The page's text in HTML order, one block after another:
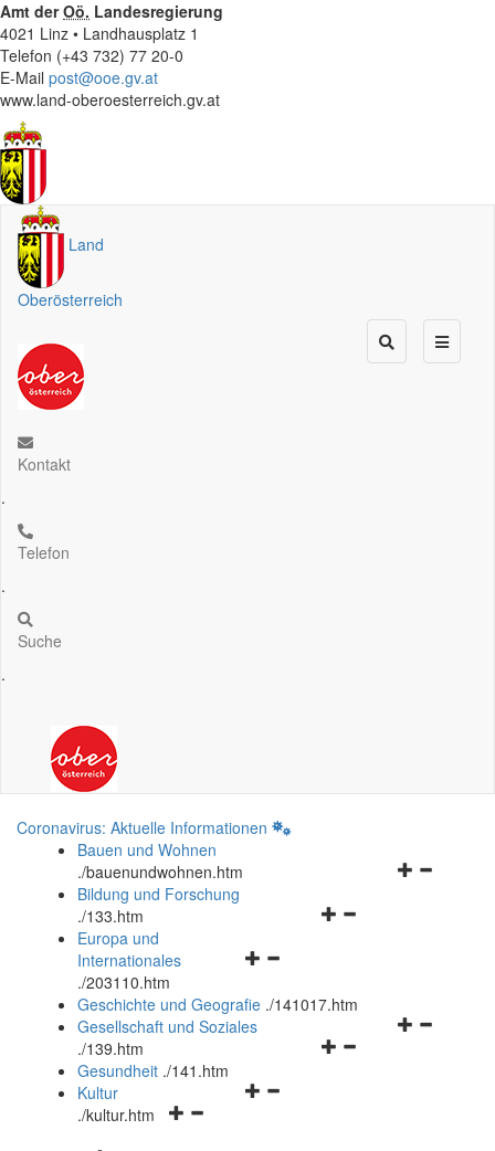
Amt derOö. Landesregierung
4021 Linz • Landhausplatz 1
Telefon (+43 732) 77 20-0
E-Mail post@ooe.gv.at
www.land-oberoesterreich.gv.at
Land
Oberösterreich
Kontakt
.
Telefon
.
Suche
.
Coronavirus: Aktuelle Informationen
Bauen und Wohnen
./bauenundwohnen.htm
Navigationsmenü
Bildung und Forschung
./133.htm
Navigationsmenü
und
schließen
Europa und
Internationales
./203110.htm
Geschichte und Geografie ./141017.htm
Navigationsmenü
Gesellschaft und Soziales
./139.htm
Navigationsmenü
Gesundheit ./141.htm
Navigationsmenü
Kultur
./kultur.htm